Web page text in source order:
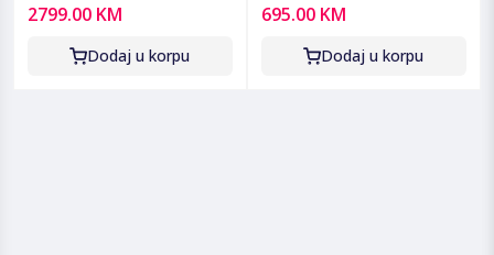
25.000 Pa - Qrevo Edge 2
2799.00 KM
Dodaj u korpu
BWD421PET
695.00 KM
Dodaj u korpu